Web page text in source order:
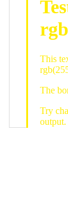
div
< h1>